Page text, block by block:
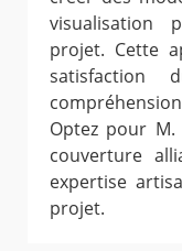
visualisation
projet. Cette
Optez pour
couverture
expertise
projet.